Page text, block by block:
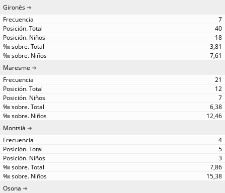
Gironès
7
40
18
3,81
7,61
Maresme
21
12
7
6,38
12,46
Montsià
4
5
3
7,86
15,38
Osona